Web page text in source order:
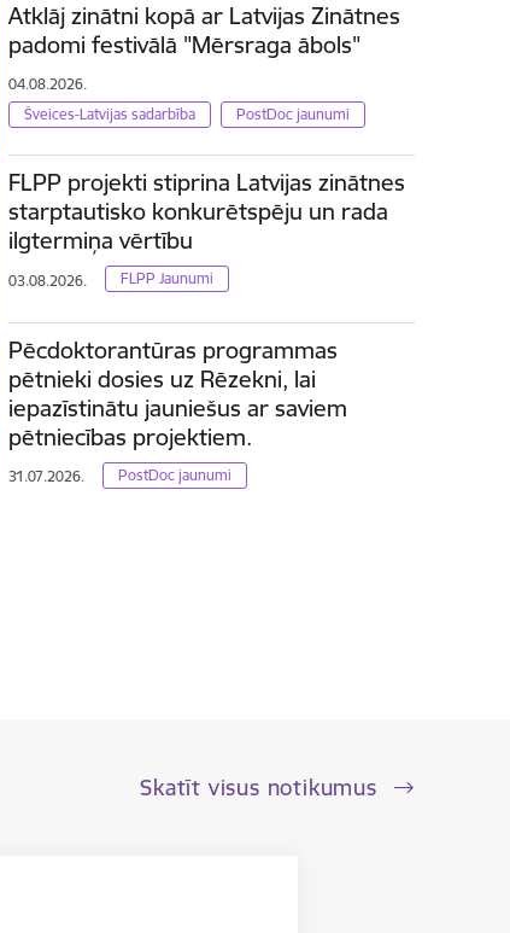
Atklāj zinātni kopā ar Latvijas Zinātnes
padomi festivālā "Mērsraga ābols"
04.08.2026.
Šveices-Latvijas sadarbība
PostDoc jaunumi
FLPP projekti stiprina Latvijas zinātnes
starptautisko konkurētspēju un rada
ilgtermiņa vērtību
03.08.2026. FLPP Jaunumi
Pēcdoktorantūras programmas
pētnieki dosies uz Rēzekni, lai
iepazīstinātu jauniešus ar saviem
pētniecības projektiem.
31.07.2026. PostDoc jaunumi
Skatīt visus notikumus